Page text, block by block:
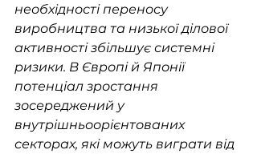
необхідності переносу
виробництва та низької ділової
активності збільшує системні
ризики. В Європі й Японії
потенціал зростання
зосереджений у
внутрішньоорієнтованих
секторах, які можуть виграти від